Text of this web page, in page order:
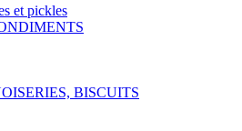
et pickles
BISCUITS